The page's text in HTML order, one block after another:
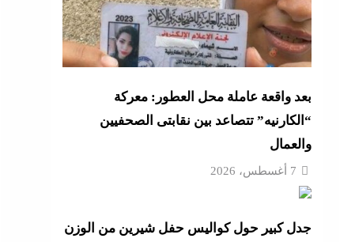
بعد واقعة عاملة محل العطور: معركة
“الكارنيه” تتصاعد بين نقابتى الصحفيين
والعمال
7 أغسطس، 2026
جدل كبير حول كواليس حفل شيرين من الوزن